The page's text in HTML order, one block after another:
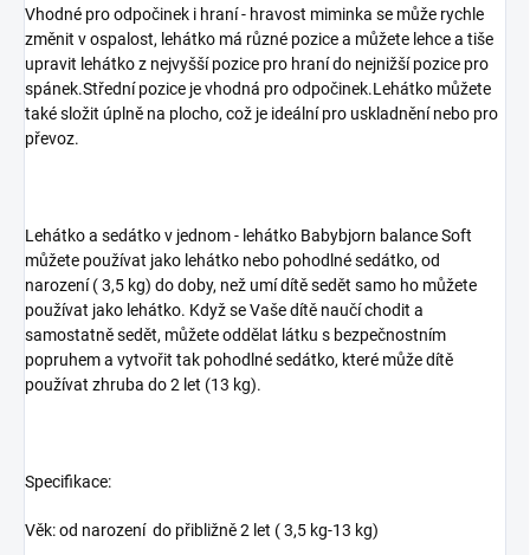
Vhodné pro odpočinek i hraní - hravost miminka se může rychle
změnit v ospalost, lehátko má různé pozice a můžete lehce a tiše
upravit lehátko z nejvyšší pozice pro hraní do nejnižší pozice pro
spánek.Střední pozice je vhodná pro odpočinek.Lehátko můžete
také složit úplně na plocho, což je ideální pro uskladnění nebo pro
převoz.
Lehátko a sedátko v jednom - lehátko Babybjorn balance Soft
můžete používat jako lehátko nebo pohodlné sedátko, od
narození ( 3,5 kg) do doby, než umí dítě sedět samo ho můžete
používat jako lehátko. Když se Vaše dítě naučí chodit a
samostatně sedět, můžete oddělat látku s bezpečnostním
popruhem a vytvořit tak pohodlné sedátko, které může dítě
používat zhruba do 2 let (13 kg).
Specifikace:
Věk: od narození do přibližně 2 let ( 3,5 kg-13 kg)